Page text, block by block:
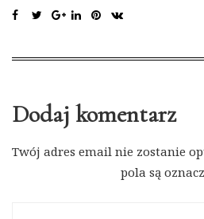
Dodaj komentarz
Twój adres email nie zostanie
pola są